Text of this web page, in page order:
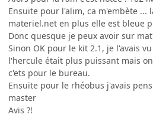
Ensuite pour l'alim, ca m'embète ...
materiel.net en plus elle est bleue
Donc quesque je peux avoir sur
Sinon OK pour le kit 2.1, je l'avais
l'hercule était plus puissant mais
c'ets pour le bureau.
Ensuite pour le rhéobus j'avais
master
Avis ?!